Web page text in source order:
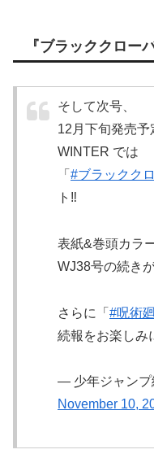
『ブラッククロー
そして次号、
12月下旬発売予
WINTER では
「 #ブラックク
ト‼️
表紙&巻頭カラ
WJ38号の続き
さらに「 #呪術
続報をお楽しみ
— 少年ジャンプ
November 10,